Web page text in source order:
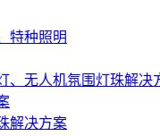
特种照明
、无人机氛围灯珠解决
解决方案